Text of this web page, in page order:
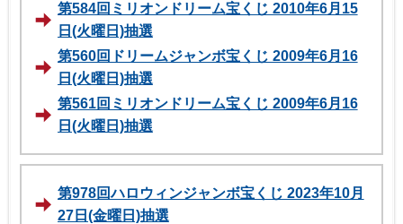
第584回ミリオンドリーム宝くじ 2010年6月15
日(火曜日)抽選
第560回ドリームジャンボ宝くじ 2009年6月16
日(火曜日)抽選
第561回ミリオンドリーム宝くじ 2009年6月16
日(火曜日)抽選
第978回ハロウィンジャンボ宝くじ 2023年10月
27日(金曜日)抽選